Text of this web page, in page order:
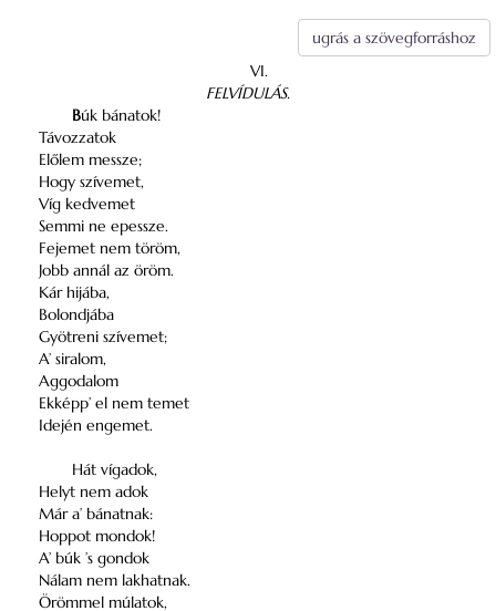
ugrás a szövegforráshoz
VI.
FELVÍDULÁS.
Búk bánatok!
Távozzatok
Előlem messze;
Hogy szívemet,
Víg kedvemet
Semmi ne epessze.
Fejemet nem töröm,
Jobb annál az öröm.
Kár hijába,
Bolondjába
Gyötreni szívemet;
A’ siralom,
Aggodalom
Ekképp’ el nem temet
Idején engemet.
Hát vígadok,
Helyt nem adok
Már a’ bánatnak:
Hoppot mondok!
A’ búk ’s gondok
Nálam nem lakhatnak.
Örömmel múlatok,